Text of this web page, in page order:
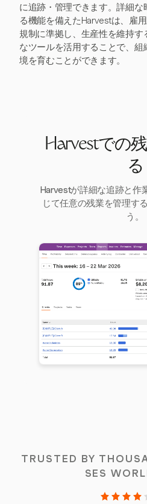
に追跡・管理できます。詳細
る機能を備えたHarvestは、雇
規制に準拠し、生産性を維持す
なツールを活用することで、
境を育むことができます。
Harvestでの
る
Harvestが詳細な追跡と作
じて任意の残業を管理す
う。
TRUSTED BY
SES